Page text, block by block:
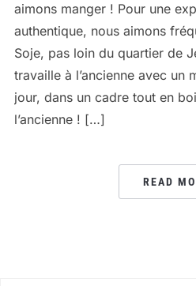
aimons manger ! Pour une
authentique, nous aimons
Soje, pas loin du quartier de
travaille à l’ancienne avec un
jour, dans un cadre tout en
l’ancienne ! […]
READ